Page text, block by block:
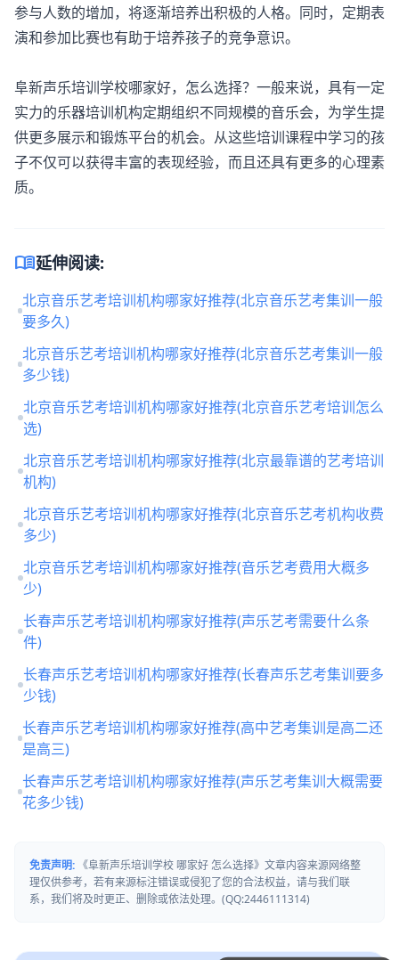
参与人数的增加，将逐渐培养出积极的人格。同时，定期表
演和参加比赛也有助于培养孩子的竞争意识。
阜新声乐培训学校哪家好，怎么选择？一般来说，具有一定
实力的乐器培训机构定期组织不同规模的音乐会，为学生提
供更多展示和锻炼平台的机会。从这些培训课程中学习的孩
子不仅可以获得丰富的表现经验，而且还具有更多的心理素
质。
menu_book延伸阅读:
北京音乐艺考培训机构哪家好推荐(北京音乐艺考集训一般
要多久)
北京音乐艺考培训机构哪家好推荐(北京音乐艺考集训一般
多少钱)
北京音乐艺考培训机构哪家好推荐(北京音乐艺考培训怎么
选)
北京音乐艺考培训机构哪家好推荐(北京最靠谱的艺考培训
机构)
北京音乐艺考培训机构哪家好推荐(北京音乐艺考机构收费
多少)
北京音乐艺考培训机构哪家好推荐(音乐艺考费用大概多
少)
长春声乐艺考培训机构哪家好推荐(声乐艺考需要什么条
件)
长春声乐艺考培训机构哪家好推荐(长春声乐艺考集训要多
少钱)
长春声乐艺考培训机构哪家好推荐(高中艺考集训是高二还
是高三)
长春声乐艺考培训机构哪家好推荐(声乐艺考集训大概需要
花多少钱)
免责声明: 《阜新声乐培训学校 哪家好 怎么选择》文章内容来源网络整
理仅供参考，若有来源标注错误或侵犯了您的合法权益，请与我们联
系，我们将及时更正、删除或依法处理。(QQ:2446111314)